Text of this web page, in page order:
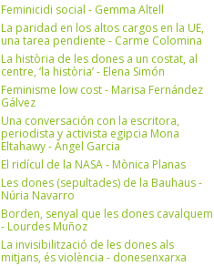
Feminicidi social - Gemma Altell
La paridad en los altos cargos en la UE,
una tarea pendiente - Carme Colomina
La història de les dones a un costat, al
centre, ‘la història’ - Elena Simón
Feminisme low cost - Marisa Fernández
Gálvez
Una conversación con la escritora,
periodista y activista egipcia Mona
Eltahawy - Àngel Garcia
El ridícul de la NASA - Mònica Planas
Les dones (sepultades) de la Bauhaus -
Núria Navarro
Borden, senyal que les dones cavalquem
- Lourdes Muñoz
La invisibilització de les dones als
mitjans, és violència - donesenxarxa